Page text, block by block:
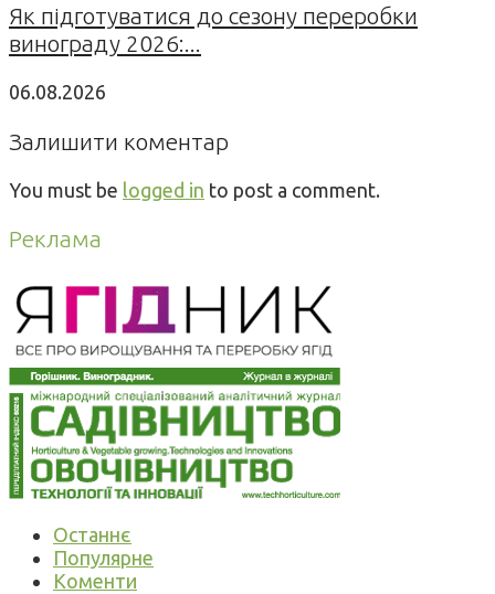
Як підготуватися до сезону переробки
винограду 2026:...
06.08.2026
Залишити коментар
You must be logged in to post a comment.
Реклама
Останнє
Популярне
Коменти